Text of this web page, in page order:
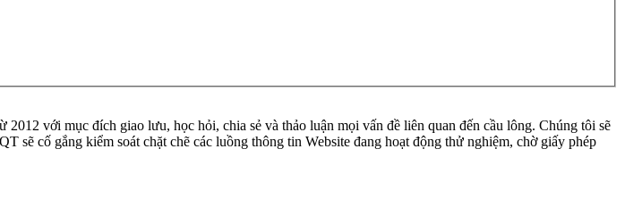
với mục đích giao lưu, học hỏi, chia sẻ và thảo luận mọi vấn đề liên quan đến cầu lông. Chúng tôi sẽ
cố gắng kiểm soát chặt chẽ các luồng thông tin Website đang hoạt động thử nghiệm, chờ giấy phép